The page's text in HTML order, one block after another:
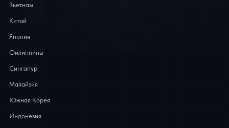
Вьетнам
Китай
Япония
Филиппины
Сингапур
Малайзия
Южная Корея
Индонезия